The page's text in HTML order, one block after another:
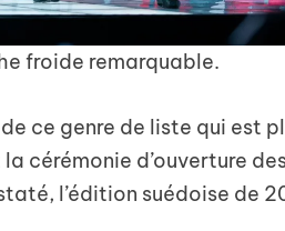
froide remarquable.
ce genre de liste qui est
cérémonie d’ouverture
l’édition suédoise de